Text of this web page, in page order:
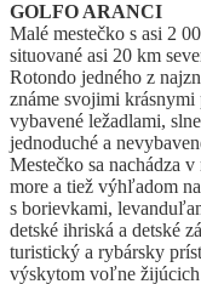
GOLFO ARANCI
Malé mestečko s asi 2
situované asi 20 km
Rotondo jedného z
známe svojimi
vybavené ležadlami,
jednoduché a
Mestečko sa nachádza
more a tiež výhľadom
s borievkami,
detské ihriská a detské
turistický a rybársky
výskytom voľne